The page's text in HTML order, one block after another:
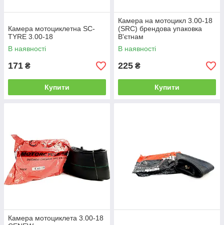
Камера мотоциклетна SC-
TYRE 3.00-18
В наявності
171 ₴
Купити
Камера на мотоцикл 3.00-18
(SRC) брендова упаковка
В'єтнам
В наявності
225 ₴
Купити
Камера мотоциклета 3.00-18